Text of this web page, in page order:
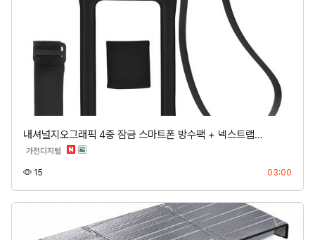
내셔널지오그래픽 4중 잠금 스마트폰 방수팩 + 넥스트랩…
가전디지털 분류
15 03:00